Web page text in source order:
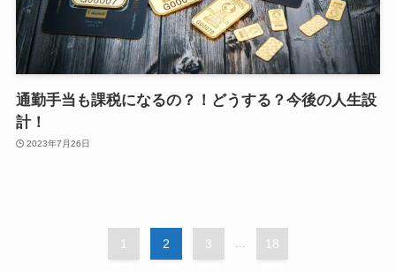
通勤手当も課税になるの？！どうする？今後の人生設
計！
2023年7月26日
1 2 3 ... 18